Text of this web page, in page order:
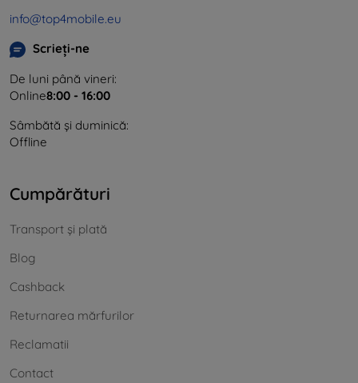
info@top4mobile.eu
Scrieți-ne
De luni până vineri:
Online8:00 - 16:00
Sâmbătă și duminică:
Offline
Cumpărături
Transport și plată
Blog
Cashback
Returnarea mărfurilor
Reclamatii
Contact